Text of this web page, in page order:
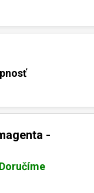
-
Doručíme